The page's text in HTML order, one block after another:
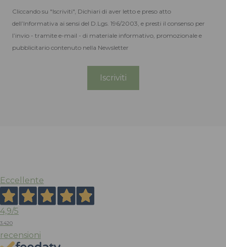
Cliccando su "Iscriviti", Dichiari di aver letto e preso atto
dell’Informativa ai sensi del D.Lgs. 196/2003, e presti il consenso per
l’invio - tramite e-mail - di materiale informativo, promozionale e
pubblicitario contenuto nella Newsletter
Eccellente
4,9/5
3.420
recensioni